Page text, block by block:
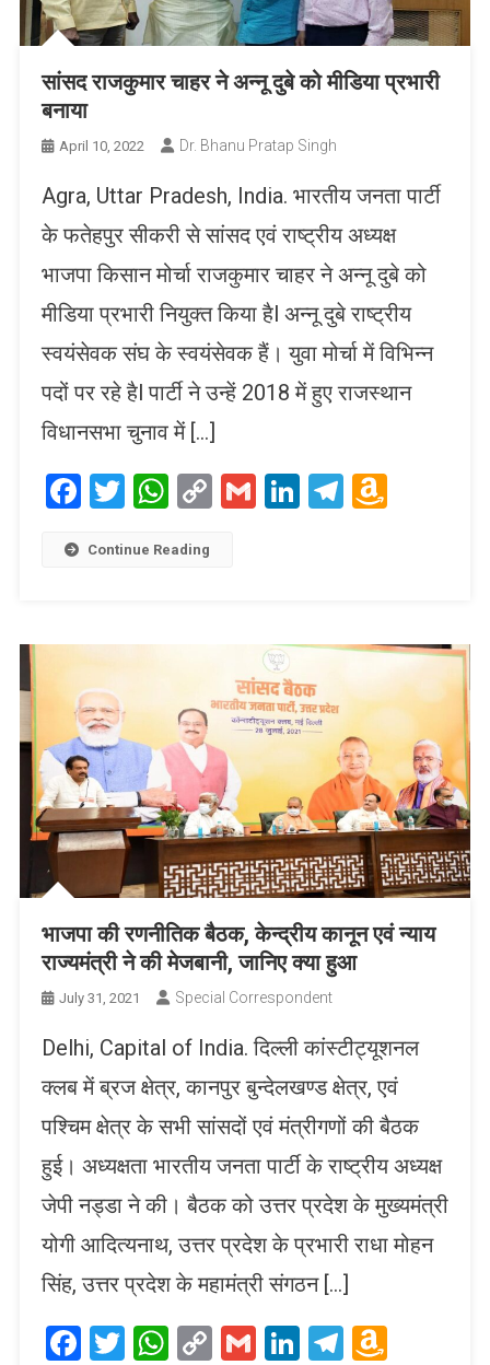
सांसद राजकुमार चाहर ने अन्नू दुबे को मीडिया प्रभारी
बनाया
April 10, 2022 Dr. Bhanu Pratap Singh
Agra, Uttar Pradesh, India. भारतीय जनता पार्टी
के फतेहपुर सीकरी से सांसद एवं राष्ट्रीय अध्यक्ष
भाजपा किसान मोर्चा राजकुमार चाहर ने अन्नू दुबे को
मीडिया प्रभारी नियुक्त किया हैl अन्नू दुबे राष्ट्रीय
स्वयंसेवक संघ के स्वयंसेवक हैं। युवा मोर्चा में विभिन्न
पदों पर रहे हैl पार्टी ने उन्हें 2018 में हुए राजस्थान
विधानसभा चुनाव में […]
Facebook
Twitter
WhatsApp
CopyGmailLinkedIn
Telegram
Continue Reading
भाजपा की रणनीतिक बैठक, केन्द्रीय कानून एवं न्याय
राज्यमंत्री ने की मेजबानी, जानिए क्या हुआ
July 31, 2021 Special Correspondent
Delhi, Capital of India. दिल्ली कांस्टीट्यूशनल
क्लब में ब्रज क्षेत्र, कानपुर बुन्देलखण्ड क्षेत्र, एवं
पश्चिम क्षेत्र के सभी सांसदों एवं मंत्रीगणों की बैठक
हुई। अध्यक्षता भारतीय जनता पार्टी के राष्ट्रीय अध्यक्ष
जेपी नड्डा ने की। बैठक को उत्तर प्रदेश के मुख्यमंत्री
योगी आदित्यनाथ, उत्तर प्रदेश के प्रभारी राधा मोहन
सिंह, उत्तर प्रदेश के महामंत्री संगठन […]
Facebook
Twitter
WhatsApp
CopyGmailLinkedIn
Telegram